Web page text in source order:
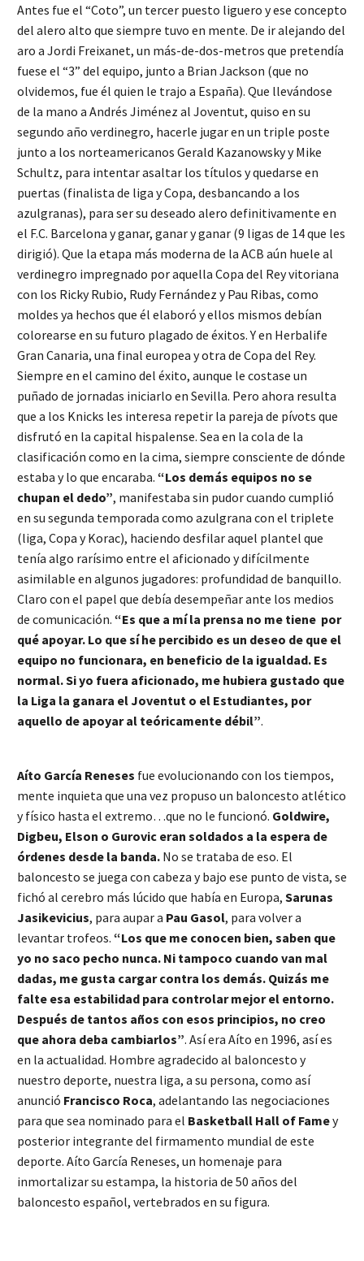
Antes fue el “Coto”, un tercer puesto liguero y ese concepto
del alero alto que siempre tuvo en mente. De ir alejando del
aro a Jordi Freixanet, un más-de-dos-metros que pretendía
fuese el “3” del equipo, junto a Brian Jackson (que no
olvidemos, fue él quien le trajo a España). Que llevándose
de la mano a Andrés Jiménez al Joventut, quiso en su
segundo año verdinegro, hacerle jugar en un triple poste
junto a los norteamericanos Gerald Kazanowsky y Mike
Schultz, para intentar asaltar los títulos y quedarse en
puertas (finalista de liga y Copa, desbancando a los
azulgranas), para ser su deseado alero definitivamente en
el F.C. Barcelona y ganar, ganar y ganar (9 ligas de 14 que les
dirigió). Que la etapa más moderna de la ACB aún huele al
verdinegro impregnado por aquella Copa del Rey vitoriana
con los Ricky Rubio, Rudy Fernández y Pau Ribas, como
moldes ya hechos que él elaboró y ellos mismos debían
colorearse en su futuro plagado de éxitos. Y en Herbalife
Gran Canaria, una final europea y otra de Copa del Rey.
Siempre en el camino del éxito, aunque le costase un
puñado de jornadas iniciarlo en Sevilla. Pero ahora resulta
que a los Knicks les interesa repetir la pareja de pívots que
disfrutó en la capital hispalense. Sea en la cola de la
clasificación como en la cima, siempre consciente de dónde
estaba y lo que encaraba. “Los demás equipos no se
chupan el dedo”, manifestaba sin pudor cuando cumplió
en su segunda temporada como azulgrana con el triplete
(liga, Copa y Korac), haciendo desfilar aquel plantel que
tenía algo rarísimo entre el aficionado y difícilmente
asimilable en algunos jugadores: profundidad de banquillo.
Claro con el papel que debía desempeñar ante los medios
de comunicación. “Es que a mí la prensa no me tiene por
qué apoyar. Lo que sí he percibido es un deseo de que el
equipo no funcionara, en beneficio de la igualdad. Es
normal. Si yo fuera aficionado, me hubiera gustado que
la Liga la ganara el Joventut o el Estudiantes, por
aquello de apoyar al teóricamente débil”.
Aíto García Reneses fue evolucionando con los tiempos,
mente inquieta que una vez propuso un baloncesto atlético
y físico hasta el extremo…que no le funcionó. Goldwire,
Digbeu, Elson o Gurovic eran soldados a la espera de
órdenes desde la banda. No se trataba de eso. El
baloncesto se juega con cabeza y bajo ese punto de vista, se
fichó al cerebro más lúcido que había en Europa, Sarunas
Jasikevicius, para aupar a Pau Gasol, para volver a
levantar trofeos. “Los que me conocen bien, saben que
yo no saco pecho nunca. Ni tampoco cuando van mal
dadas, me gusta cargar contra los demás. Quizás me
falte esa estabilidad para controlar mejor el entorno.
Después de tantos años con esos principios, no creo
que ahora deba cambiarlos”. Así era Aíto en 1996, así es
en la actualidad. Hombre agradecido al baloncesto y
nuestro deporte, nuestra liga, a su persona, como así
anunció Francisco Roca, adelantando las negociaciones
para que sea nominado para el Basketball Hall of Famey
posterior integrante del firmamento mundial de este
deporte. Aíto García Reneses, un homenaje para
inmortalizar su estampa, la historia de 50 años del
baloncesto español, vertebrados en su figura.